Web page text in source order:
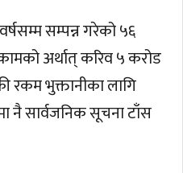
सम्पन्न गरेको ५६
अर्थात् करिव ५ करोड
रकम भुक्तानीका लागि
नै सार्वजनिक सूचना टाँस